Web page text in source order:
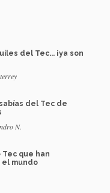
del Tec... ¡ya son
del Tec de
N.
que han
el mundo